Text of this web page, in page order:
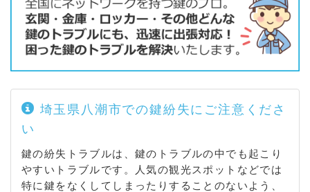
埼玉県八潮市での鍵紛失にご注意くださ
い
鍵の紛失トラブルは、鍵のトラブルの中でも起こり
やすいトラブルです。人気の観光スポットなどでは
特に鍵をなくしてしまったりすることのないよう、